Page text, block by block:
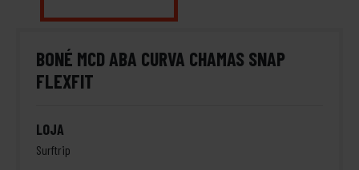
BONÉ MCD ABA CURVA CHAMAS SNAP
FLEXFIT
LOJA
Surftrip